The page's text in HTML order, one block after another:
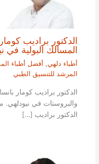
الدكتور براديب
المسالك البولية في
أطباء دلهي, أفضل أطباء
المرشد للتنسيق الطبي
الدكتور براديب كومار
الدكتور براديب […]